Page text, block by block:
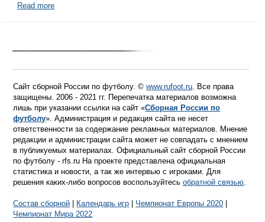
Read more
Сайт сборной России по футболу. ©www.rufoot.ru. Все права
защищены. 2006 - 2021 гг. Перепечатка материалов возможна
лишь при указании ссылки на сайт «Сборная России по
футболу». Администрация и редакция сайта не несет
ответственности за содержание рекламных материалов. Мнение
редакции и администрации сайта может не совпадать с мнением
в публикуемых материалах. Официальный сайт сборной России
по футболу - rfs.ru На проекте представлена официальная
статистика и новости, а так же интервью с игроками. Для
решения каких-либо вопросов воспользуйтесьобратной связью.
Состав сборной Календарь игр Чемпионат Европы 2020
Чемпионат Мира 2022